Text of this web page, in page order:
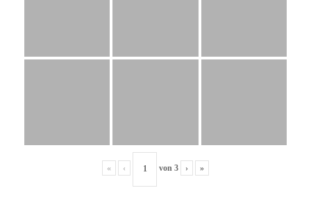
« ‹ von 3 › »